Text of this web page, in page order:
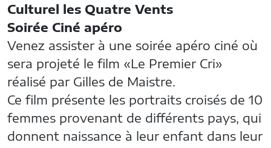
Culturel les Quatre Vents
Soirée Ciné apéro
Venez assister à une soirée apéro ciné où
sera projeté le film «Le Premier Cri»
réalisé par Gilles de Maistre.
Ce film présente les portraits croisés de 10
femmes provenant de différents pays, qui
donnent naissance à leur enfant dans leur